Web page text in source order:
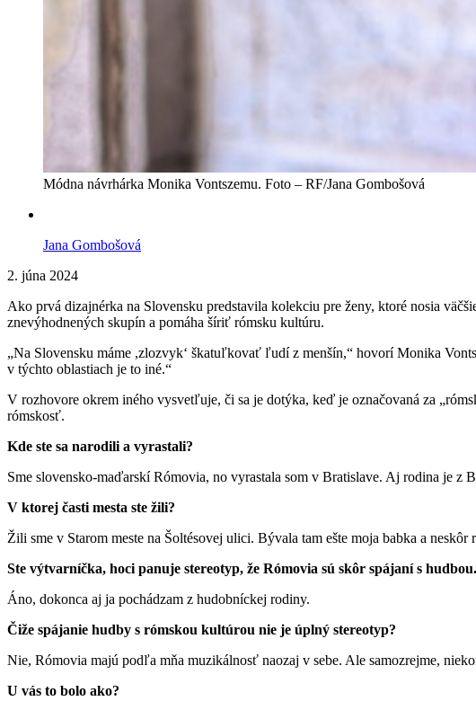
Módna návrhárka Monika Vontszemu. Foto – RF/Jana Gombošová
Jana Gombošová
2. júna 2024
Ako prvá dizajnérka na Slovensku predstavila kolekciu pre ženy, ktoré nosia
znevýhodnených skupín a pomáha šíriť rómsku kultúru.
„Na Slovensku máme ,zlozvyk‘ škatuľkovať ľudí z menšín,“ hovorí Monika
v týchto oblastiach je to iné.“
V rozhovore okrem iného vysvetľuje, či sa je dotýka, keď je označovaná za
rómskosť.
Kde ste sa narodili a vyrastali?
Sme slovensko-maďarskí Rómovia, no vyrastala som v Bratislave. Aj rodina je z
V ktorej časti mesta ste žili?
Žili sme v Starom meste na Šoltésovej ulici. Bývala tam ešte moja babka a neskôr
Ste výtvarníčka, hoci panuje stereotyp, že Rómovia sú skôr spájaní s hudbou.
Áno, dokonca aj ja pochádzam z hudobníckej rodiny.
Čiže spájanie hudby s rómskou kultúrou nie je úplný stereotyp?
Nie, Rómovia majú podľa mňa muzikálnosť naozaj v sebe. Ale samozrejme,
U vás to bolo ako?